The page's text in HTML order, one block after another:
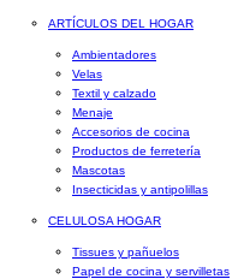
ARTÍCULOS DEL HOGAR
Ambientadores
Velas
Textil y calzado
Menaje
Accesorios de cocina
Productos de ferretería
Mascotas
Insecticidas y antipolillas
CELULOSA HOGAR
Tissues y pañuelos
Papel de cocina y servilletas